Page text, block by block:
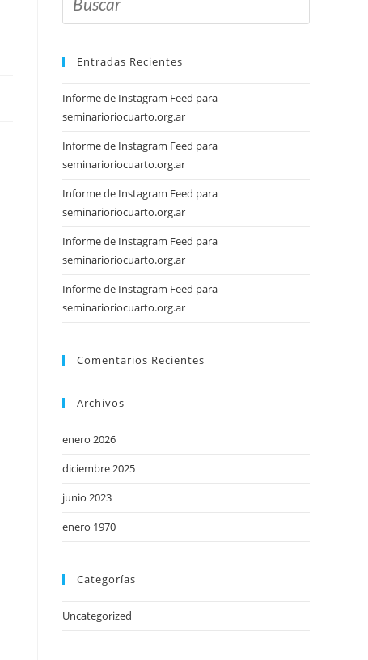
Entradas Recientes
Informe de Instagram Feed para
seminarioriocuarto.org.ar
Informe de Instagram Feed para
seminarioriocuarto.org.ar
Informe de Instagram Feed para
seminarioriocuarto.org.ar
Informe de Instagram Feed para
seminarioriocuarto.org.ar
Informe de Instagram Feed para
seminarioriocuarto.org.ar
Comentarios Recientes
Archivos
enero 2026
diciembre 2025
junio 2023
enero 1970
Categorías
Uncategorized